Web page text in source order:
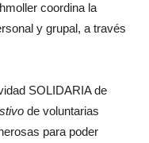
coordina la
y grupal, a través
SOLIDARIA de
de voluntarias
para poder